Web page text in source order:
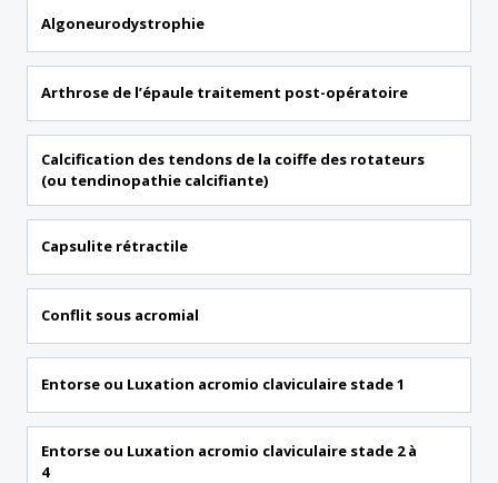
Algoneurodystrophie
Arthrose de l’épaule traitement post-opératoire
Calcification des tendons de la coiffe des rotateurs
(ou tendinopathie calcifiante)
Capsulite rétractile
Conflit sous acromial
Entorse ou Luxation acromio claviculaire stade 1
Entorse ou Luxation acromio claviculaire stade 2 à
4